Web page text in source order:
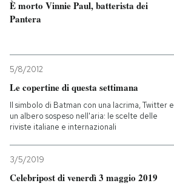
È morto Vinnie Paul, batterista dei
Pantera
5/8/2012
Le copertine di questa settimana
Il simbolo di Batman con una lacrima, Twitter e
un albero sospeso nell'aria: le scelte delle
riviste italiane e internazionali
3/5/2019
Celebripost di venerdì 3 maggio 2019